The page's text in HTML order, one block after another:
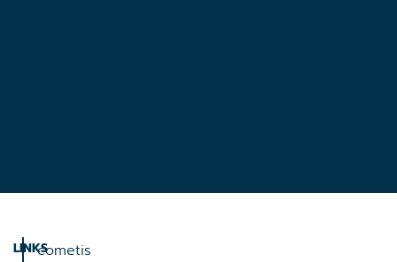
LINKScometis